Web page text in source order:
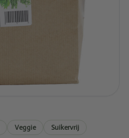
Veggie
Suikervrij